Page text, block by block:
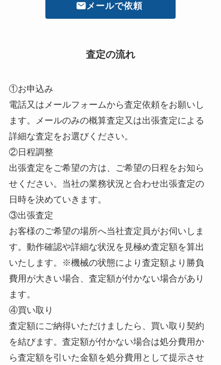
メールで依頼
査定の流れ
①お申込み
電話又はメールフォームから査定依頼をお願いし
ます。メールのみの概算査定又は出張査定による
詳細な査定をお選びください。
②日程調整
出張査定をご希望の方は、ご希望の日程をお知ら
せください。当社の業務状況と合わせ出張査定の
日時を決めていきます。
③出張査定
お客様のご希望の場所へ当社査定員がお伺いしま
す。動作確認や詳細な状況を見極め査定額を算出
いたします。※機械の状態により査定額より勝負
費用が大きい場合、査定額が付かない場合があり
ます。
④買い取り
査定額にご納得いただけましたら、買い取り契約
を結びます。査定額が付かない場合は処分費用か
ら査定額を引いた金額を処分費用として提示させ